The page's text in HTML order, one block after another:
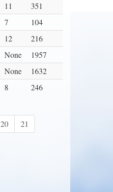
11
351
7
104
12
216
None
1957
None
1632
8 246
20 21